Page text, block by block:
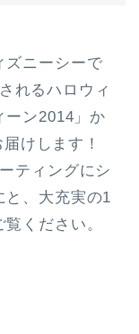
ニーシーで
れるハロウィ
ーン2014」か
けします！
ティングにシ
と、大充実の1
ください。